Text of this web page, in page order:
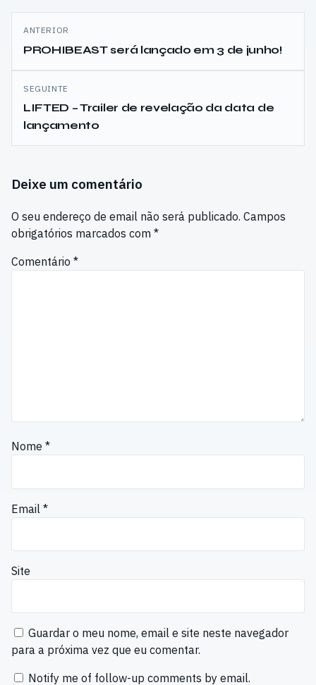
Navegação
de
artigos
ANTERIOR
PROHIBEAST será lançado em 3 de junho!
SEGUINTE
LIFTED – Trailer de revelação da data de
lançamento
Deixe um comentário
O seu endereço de email não será publicado. Campos
obrigatórios marcados com *
Comentário *
Nome *
Email *
Site
Guardar o meu nome, email e site neste navegador
para a próxima vez que eu comentar.
Notify me of follow-up comments by email.